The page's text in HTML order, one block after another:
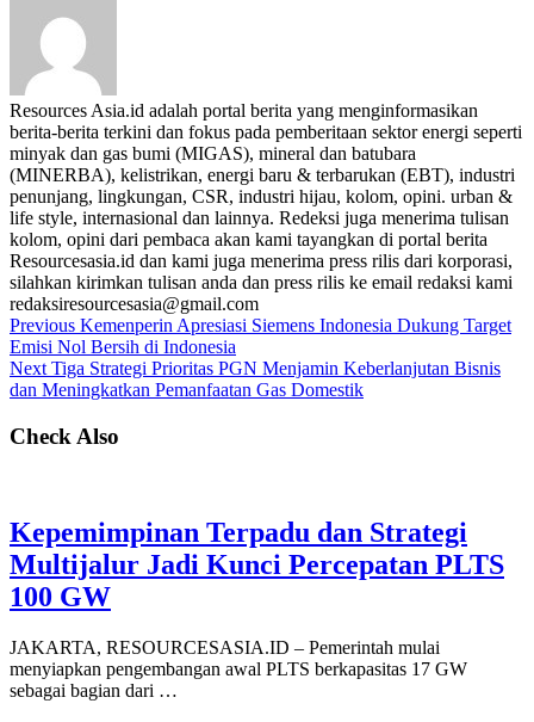
Resources Asia.id adalah portal berita yang menginformasikan
berita-berita terkini dan fokus pada pemberitaan sektor energi seperti
minyak dan gas bumi (MIGAS), mineral dan batubara
(MINERBA), kelistrikan, energi baru & terbarukan (EBT), industri
penunjang, lingkungan, CSR, industri hijau, kolom, opini. urban &
life style, internasional dan lainnya. Redeksi juga menerima tulisan
kolom, opini dari pembaca akan kami tayangkan di portal berita
Resourcesasia.id dan kami juga menerima press rilis dari korporasi,
silahkan kirimkan tulisan anda dan press rilis ke email redaksi kami
redaksiresourcesasia@gmail.com
Previous Kemenperin Apresiasi Siemens Indonesia Dukung Target
Emisi Nol Bersih di Indonesia
Next Tiga Strategi Prioritas PGN Menjamin Keberlanjutan Bisnis
dan Meningkatkan Pemanfaatan Gas Domestik
Check Also
Kepemimpinan Terpadu dan Strategi
Multijalur Jadi Kunci Percepatan PLTS
100 GW
JAKARTA, RESOURCESASIA.ID – Pemerintah mulai
menyiapkan pengembangan awal PLTS berkapasitas 17 GW
sebagai bagian dari …